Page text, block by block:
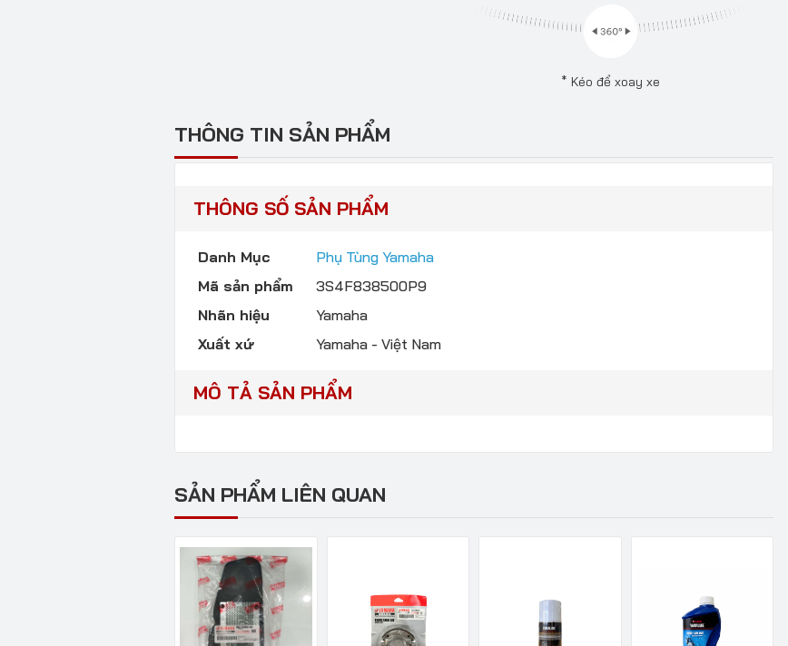
* Kéo để xoay xe
THÔNG TIN SẢN PHẨM
THÔNG SỐ SẢN PHẨM
Danh Mục
Phụ Tùng Yamaha
Mã sản phẩm
3S4F838500P9
Nhãn hiệu
Yamaha
Xuất xứ
Yamaha - Việt Nam
MÔ TẢ SẢN PHẨM
SẢN PHẨM LIÊN QUAN